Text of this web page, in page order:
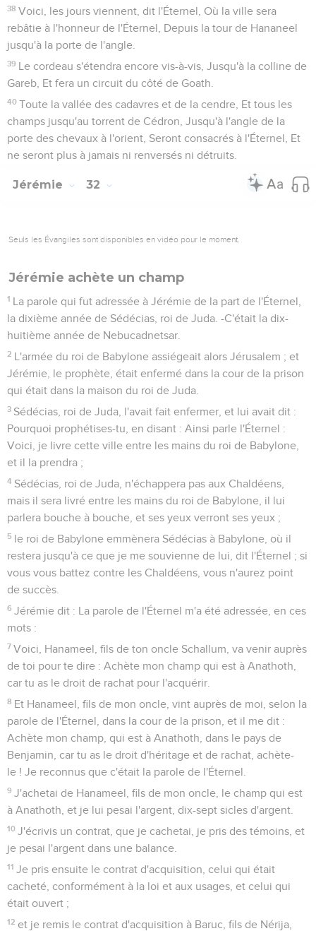
38 Voici, les jours viennent, dit l'Éternel, Où la ville sera
rebâtie à l'honneur de l'Éternel, Depuis la tour de Hananeel
jusqu'à la porte de l'angle.
39 Le cordeau s'étendra encore vis-à-vis, Jusqu'à la colline de
Gareb, Et fera un circuit du côté de Goath.
40 Toute la vallée des cadavres et de la cendre, Et tous les
champs jusqu'au torrent de Cédron, Jusqu'à l'angle de la
porte des chevaux à l'orient, Seront consacrés à l'Éternel, Et
ne seront plus à jamais ni renversés ni détruits.
Jérémie 32
Seuls les Évangiles sont disponibles en vidéo pour le moment.
Jérémie achète un champ
1 La parole qui fut adressée à Jérémie de la part de l'Éternel,
la dixième année de Sédécias, roi de Juda. -C'était la dix-
huitième année de Nebucadnetsar.
2 L'armée du roi de Babylone assiégeait alors Jérusalem ; et
Jérémie, le prophète, était enfermé dans la cour de la prison
qui était dans la maison du roi de Juda.
3 Sédécias, roi de Juda, l'avait fait enfermer, et lui avait dit :
Pourquoi prophétises-tu, en disant : Ainsi parle l'Éternel :
Voici, je livre cette ville entre les mains du roi de Babylone,
et il la prendra ;
4 Sédécias, roi de Juda, n'échappera pas aux Chaldéens,
mais il sera livré entre les mains du roi de Babylone, il lui
parlera bouche à bouche, et ses yeux verront ses yeux ;
5 le roi de Babylone emmènera Sédécias à Babylone, où il
restera jusqu'à ce que je me souvienne de lui, dit l'Éternel ; si
vous vous battez contre les Chaldéens, vous n'aurez point
de succès.
6 Jérémie dit : La parole de l'Éternel m'a été adressée, en ces
mots :
7 Voici, Hanameel, fils de ton oncle Schallum, va venir auprès
de toi pour te dire : Achète mon champ qui est à Anathoth,
car tu as le droit de rachat pour l'acquérir.
8 Et Hanameel, fils de mon oncle, vint auprès de moi, selon la
parole de l'Éternel, dans la cour de la prison, et il me dit :
Achète mon champ, qui est à Anathoth, dans le pays de
Benjamin, car tu as le droit d'héritage et de rachat, achète-
le ! Je reconnus que c'était la parole de l'Éternel.
9 J'achetai de Hanameel, fils de mon oncle, le champ qui est
à Anathoth, et je lui pesai l'argent, dix-sept sicles d'argent.
10 J'écrivis un contrat, que je cachetai, je pris des témoins, et
je pesai l'argent dans une balance.
11 Je pris ensuite le contrat d'acquisition, celui qui était
cacheté, conformément à la loi et aux usages, et celui qui
était ouvert ;
12 et je remis le contrat d'acquisition à Baruc, fils de Nérija,